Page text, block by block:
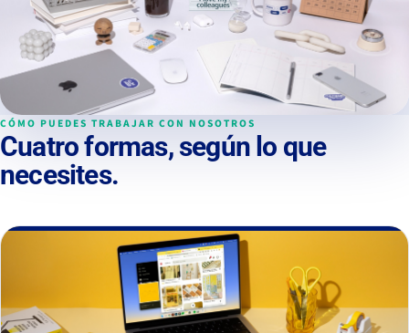
CÓMO PUEDES TRABAJAR CON NOSOTROS
Cuatro formas, según lo que
necesites.